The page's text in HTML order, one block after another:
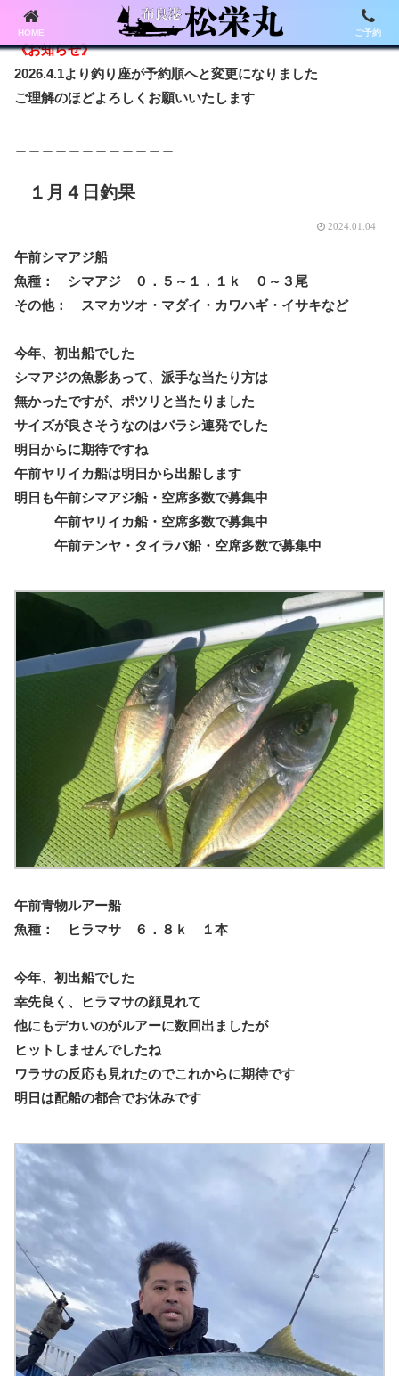
《お知らせ》
2026.4.1より釣り座が予約順へと変更になりました
ご理解のほどよろしくお願いいたします
１月４日釣果
2024.01.04
午前シマアジ船
魚種： シマアジ ０．５～１．１ｋ ０～３尾
その他： スマカツオ・マダイ・カワハギ・イサキなど
今年、初出船でした
シマアジの魚影あって、派手な当たり方は
無かったですが、ポツリと当たりました
サイズが良さそうなのはバラシ連発でした
明日からに期待ですね
午前ヤリイカ船は明日から出船します
明日も午前シマアジ船・空席多数で募集中
午前ヤリイカ船・空席多数で募集中
午前テンヤ・タイラバ船・空席多数で募集中
午前青物ルアー船
魚種： ヒラマサ ６．８ｋ １本
今年、初出船でした
幸先良く、ヒラマサの顔見れて
他にもデカいのがルアーに数回出ましたが
ヒットしませんでしたね
ワラサの反応も見れたのでこれからに期待です
明日は配船の都合でお休みです
HOME ご予約